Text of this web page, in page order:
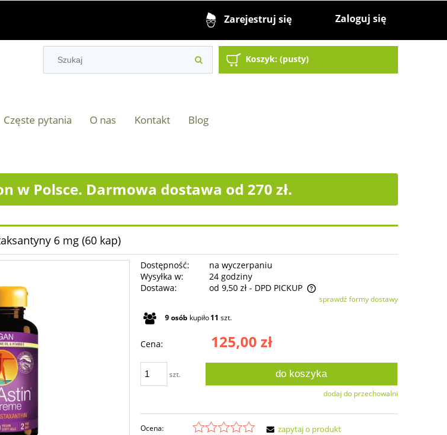
Zarejestruj się Zaloguj się
Koszyk: (pusty)
Częste pytania O nas Kontakt Blog
w Polsce. Darmowa dostawa od 270 zł.
6 mg (60 kap)
Dostępność:
na wyczerpaniu
Wysyłka w:
24 godziny
Dostawa:
od 9,50 zł - DPD PICKUP
Cena nie zawiera ewentualnych kosztów
płatności
sprawdź formy dostawy
9osób kupiło11 szt.
Cena: 125,00 zł
szt. do koszyka
dodaj do przechowalni
Ocena:
zapytaj o produkt